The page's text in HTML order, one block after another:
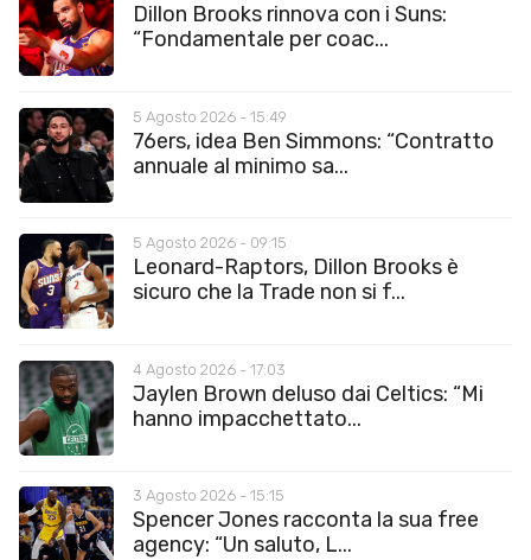
Dillon Brooks rinnova con i Suns:
“Fondamentale per coac...
5 Agosto 2026 - 15:49
76ers, idea Ben Simmons: “Contratto
annuale al minimo sa...
5 Agosto 2026 - 09:15
Leonard-Raptors, Dillon Brooks è
sicuro che la Trade non si f...
4 Agosto 2026 - 17:03
Jaylen Brown deluso dai Celtics: “Mi
hanno impacchettato...
3 Agosto 2026 - 15:15
Spencer Jones racconta la sua free
agency: “Un saluto, L...